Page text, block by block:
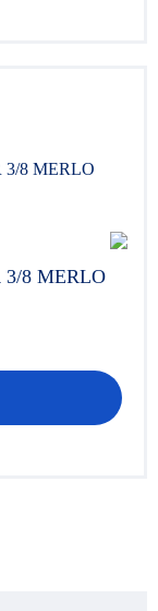
3/8 MERLO